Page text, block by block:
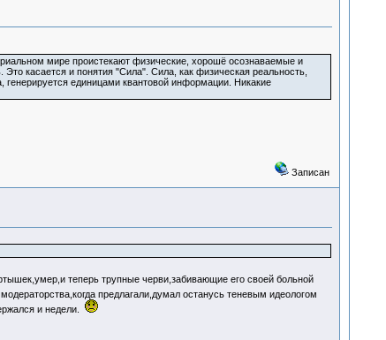
мире проистекают физические, хорошё осознаваемые и
касается и понятия "Сила". Сила, как физическая реальность,
единицами квантовой информации. Никакие
Записан
теперь трупные черви,забивающие его своей больной
предлагали,думал останусь теневым идеологом
и недели.